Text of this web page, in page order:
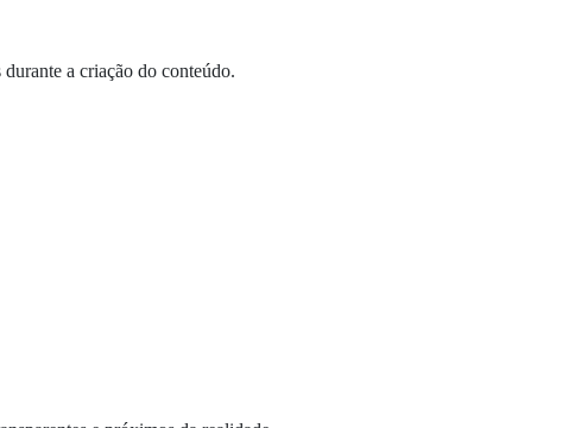
a criação do conteúdo.